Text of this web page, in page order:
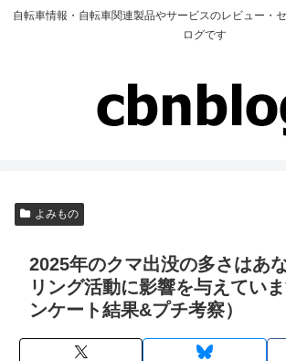
自転車情報・自転車関連製品やサービスのレビュー・
ログです
よみもの
2025年のクマ出没の多さはあ
リング活動に影響を与えてい
ンケート結果&プチ考察）